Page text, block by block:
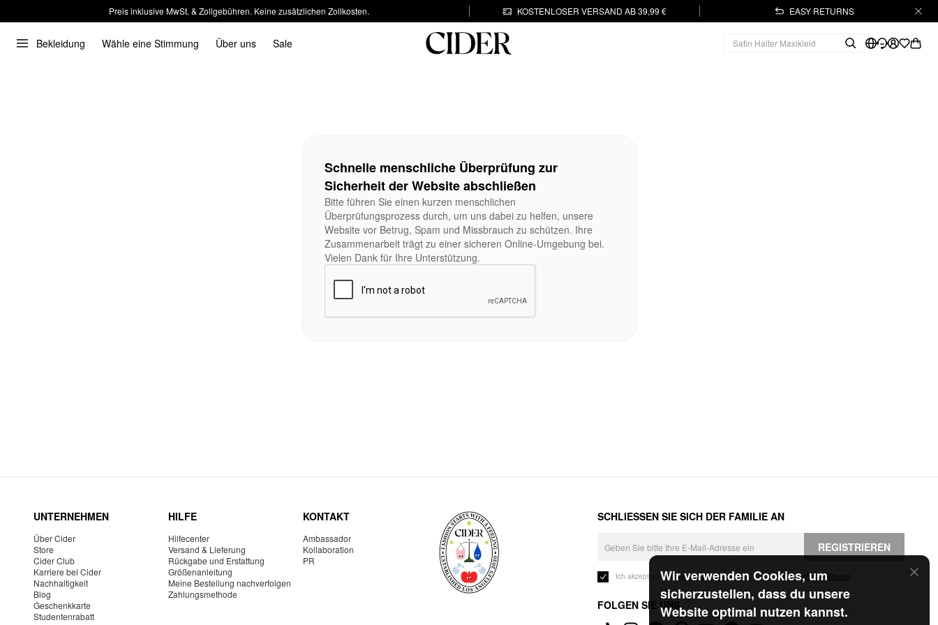
Preis inklusive MwSt. & Zollgebühren. Keine zusätzlichen Zollkosten. KOSTENLOSER VERSAND AB 39,99 € EASY RETURNS
Bekleidung Wähle eine Stimmung Über uns Sale
Wir verwenden Cookies, um
sicherzustellen, dass du unsere
Website optimal nutzen kannst.
Schnelle menschliche Überprüfung zur
Sicherheit der Website abschließen
Bitte führen Sie einen kurzen menschlichen
Überprüfungsprozess durch, um uns dabei zu helfen, unsere
Website vor Betrug, Spam und Missbrauch zu schützen. Ihre
Zusammenarbeit trägt zu einer sicheren Online-Umgebung bei.
Vielen Dank für Ihre Unterstützung.
UNTERNEHMEN
Über Cider
Store
Cider Club
Karriere bei Cider
Nachhaltigkeit
Blog
Geschenkkarte
Studentenrabatt
HILFE
Hilfecenter
Versand & Lieferung
Rückgabe und Erstattung
Größenanleitung
Meine Bestellung nachverfolgen
Zahlungsmethode
KONTAKT
Ambassador
Kollaboration
PR
SCHLIESSEN SIE SICH DER FAMILIE AN
REGISTRIEREN
Ich akzeptiere dieGeschäftsbedingungen und die Datenschutzerklärung
FOLGEN SIE UNS